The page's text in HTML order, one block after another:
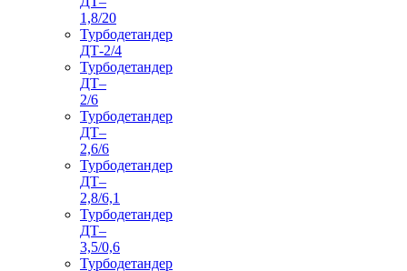
1,8/20
Турбодетандер
ДТ-2/4
Турбодетандер
ДТ–
2/6
Турбодетандер
ДТ–
2,6/6
Турбодетандер
ДТ–
2,8/6,1
Турбодетандер
ДТ–
3,5/0,6
Турбодетандер